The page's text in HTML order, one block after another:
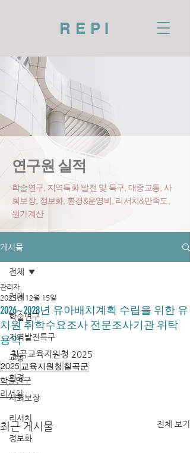
REPI
연구원 실적
학술연구, 지역특화 발전 및 특구, 대중교통, 사
회보장, 정보화, 환경&운영비 , 리서치&만족도,
원가계산
게시물
전체
학술연구
지역발전특구
교통
환경
사회보장
리서치
정보화
전체
2026~2028년 유아배치계획 수립을 위한 유
치원 취학수요조사 전문조사기관 위탁
용역
관리자
2025년 12월 15일
칠곡교육지원청 2025
2025 교육지원청 칠곡군
학술연구
리서치
최근 게시물 전체 보기